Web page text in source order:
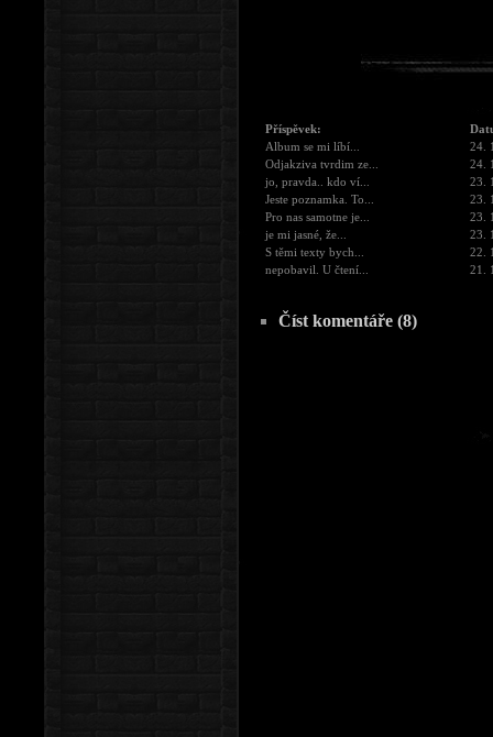
Příspěvek:
Album se mi líbí...
24.
Odjakziva tvrdim ze...
24.
jo, pravda.. kdo ví...
23.
Jeste poznamka. To...
23.
Pro nas samotne je...
23.
je mi jasné, že...
23.
S těmi texty bych...
22.
nepobavil. U čtení...
21.
Číst komentáře (8)